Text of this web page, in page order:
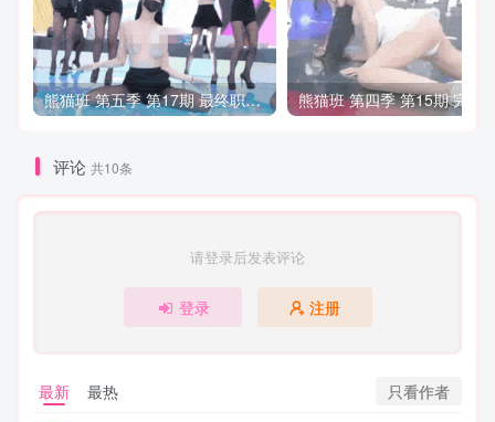
熊猫班 第五季 第17期 最终职级赛&完结
评论 共10条
请登录后发表评论
登录 注册
最新 最热 只看作者